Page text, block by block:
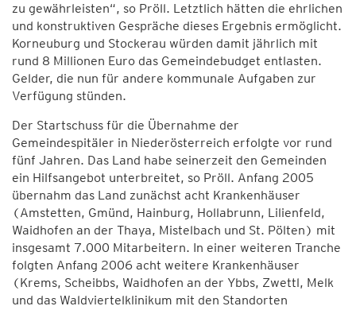
zu gewährleisten“, so Pröll. Letztlich hätten die ehrlichen
und konstruktiven Gespräche dieses Ergebnis ermöglicht.
Korneuburg und Stockerau würden damit jährlich mit
rund 8 Millionen Euro das Gemeindebudget entlasten.
Gelder, die nun für andere kommunale Aufgaben zur
Verfügung stünden.
Der Startschuss für die Übernahme der
Gemeindespitäler in Niederösterreich erfolgte vor rund
fünf Jahren. Das Land habe seinerzeit den Gemeinden
ein Hilfsangebot unterbreitet, so Pröll. Anfang 2005
übernahm das Land zunächst acht Krankenhäuser
(Amstetten, Gmünd, Hainburg, Hollabrunn, Lilienfeld,
Waidhofen an der Thaya, Mistelbach und St. Pölten) mit
insgesamt 7.000 Mitarbeitern. In einer weiteren Tranche
folgten Anfang 2006 acht weitere Krankenhäuser
(Krems, Scheibbs, Waidhofen an der Ybbs, Zwettl, Melk
und das Waldviertelklinikum mit den Standorten